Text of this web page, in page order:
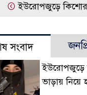
ইউরোপজুড়ে কিশোরদের
সংবাদ
ইউরোপজুড়ে
ভাড়ায় নিয়ে